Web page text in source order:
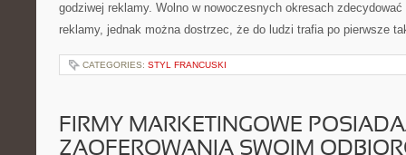
godziwej reklamy. Wolno w nowoczesnych okresach
reklamy, jednak można dostrzec, że do ludzi trafia po pierwsze
CATEGORIES: STYL FRANCUSKI
FIRMY MARKETINGOWE
ZAOFEROWANIA SWOIM